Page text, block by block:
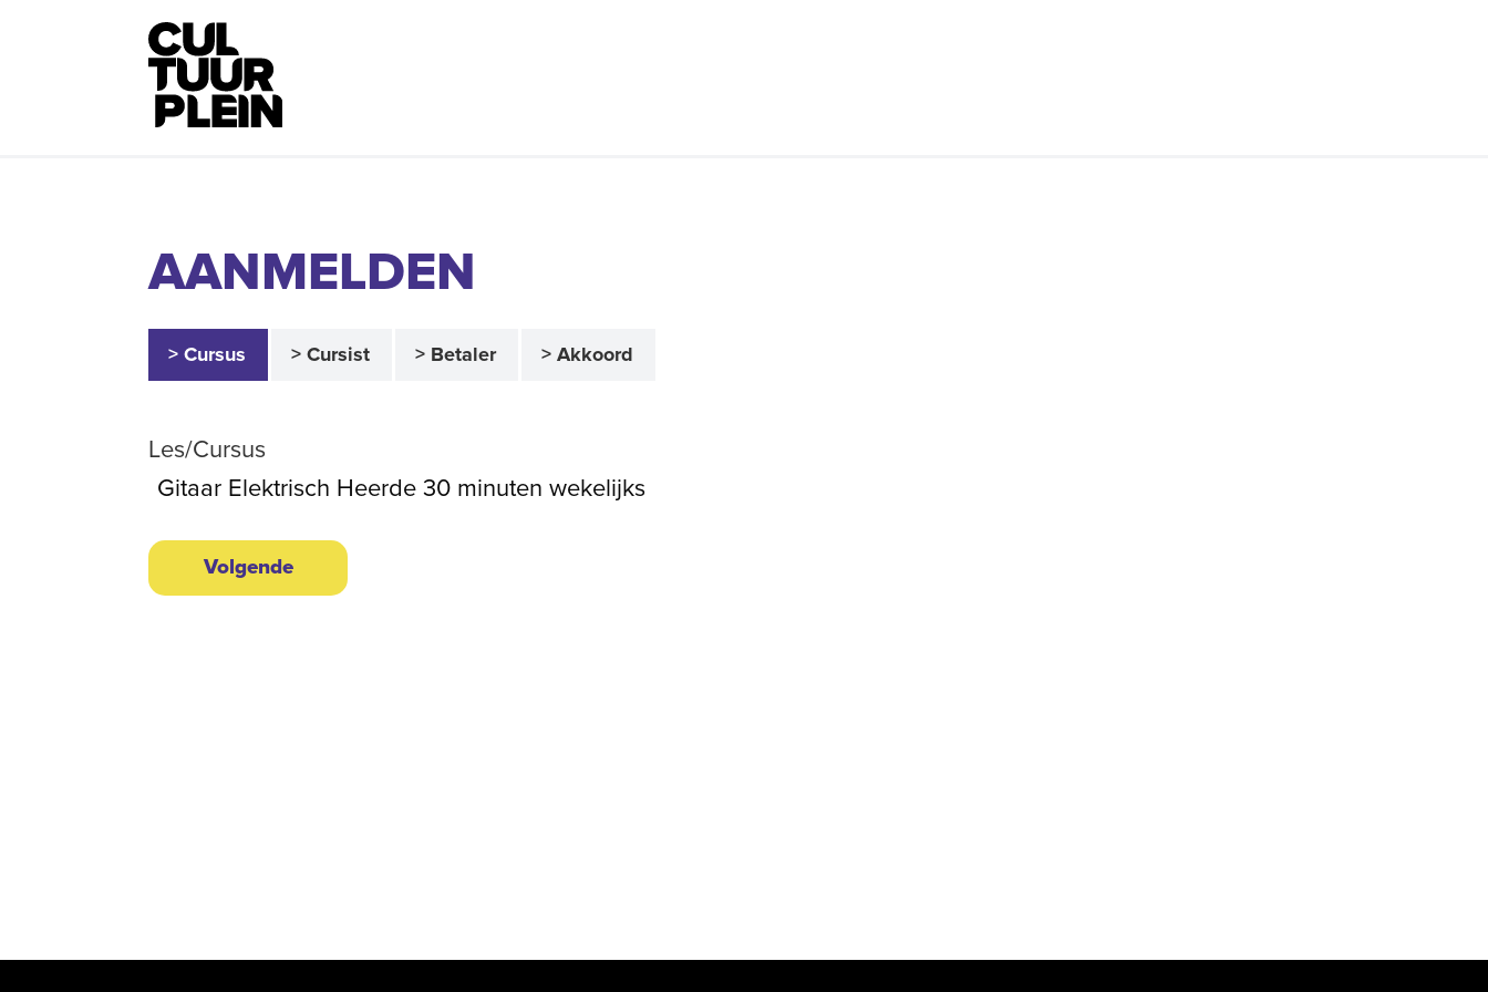
AANMELDEN
> Cursus > Cursist > Betaler > Akkoord
Les/Cursus